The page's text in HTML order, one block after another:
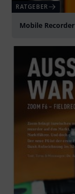
RATGEBER
Mobile Recorder